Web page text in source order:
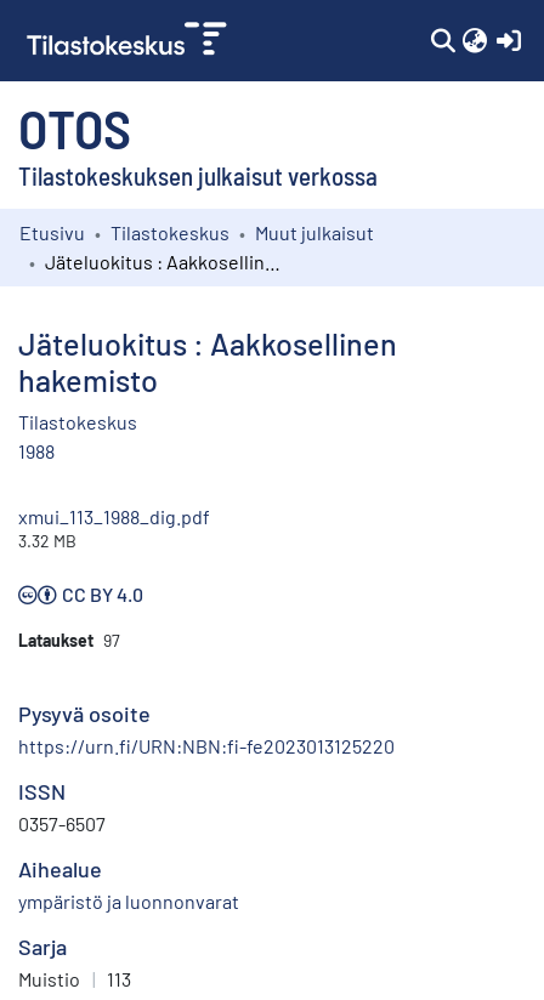
OTOS
Tilastokeskuksen julkaisut verkossa
Kokoelmat
Etusivu Tilastokeskus
Muut julkaisut
Jäteluokitus : Aakkosellinen
hakemisto
Tilastokeskus
1988
xmui_113_1988_dig.pdf
3.32 MB
CC BY 4.0
Lataukset 97
Pysyvä osoite
https://urn.fi/URN:NBN:fi-fe2023013125220
ISSN
0357-6507
Aihealue
ympäristö ja luonnonvarat
Sarja
Muistio | 113